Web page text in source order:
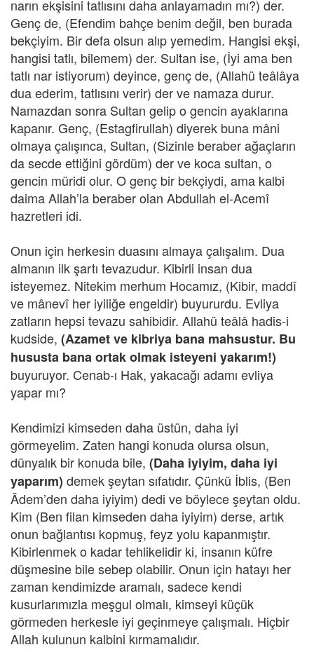
narın ekşisini tatlısını daha anlayamadın mı?) der.
Genç de, (Efendim bahçe benim değil, ben burada
bekçiyim. Bir defa olsun alıp yemedim. Hangisi ekşi,
hangisi tatlı, bilemem) der. Sultan ise, (İyi ama ben
tatlı nar istiyorum) deyince, genç de, (Allahü teâlâya
dua ederim, tatlısını verir) der ve namaza durur.
Namazdan sonra Sultan gelip o gencin ayaklarına
kapanır. Genç, (Estagfirullah) diyerek buna mâni
olmaya çalışınca, Sultan, (Sizinle beraber ağaçların
da secde ettiğini gördüm) der ve koca sultan, o
gencin müridi olur. O genç bir bekçiydi, ama kalbi
daima Allah’la beraber olan Abdullah el-Acemî
hazretleri idi.
Onun için herkesin duasını almaya çalışalım. Dua
almanın ilk şartı tevazudur. Kibirli insan dua
isteyemez. Nitekim merhum Hocamız, (Kibir, maddî
ve mânevî her iyiliğe engeldir) buyururdu. Evliya
zatların hepsi tevazu sahibidir. Allahü teâlâ hadis-i
kudside, (Azamet ve kibriya bana mahsustur. Bu
hususta bana ortak olmak isteyeni yakarım!)
buyuruyor. Cenab-ı Hak, yakacağı adamı evliya
yapar mı?
Kendimizi kimseden daha üstün, daha iyi
görmeyelim. Zaten hangi konuda olursa olsun,
dünyalık bir konuda bile, (Daha iyiyim, daha iyi
yaparım) demek şeytan sıfatıdır. Çünkü İblis, (Ben
Âdem’den daha iyiyim) dedi ve böylece şeytan oldu.
Kim (Ben filan kimseden daha iyiyim) derse, artık
onun bağlantısı kopmuş, feyz yolu kapanmıştır.
Kibirlenmek o kadar tehlikelidir ki, insanın küfre
düşmesine bile sebep olabilir. Onun için hatayı her
zaman kendimizde aramalı, sadece kendi
kusurlarımızla meşgul olmalı, kimseyi küçük
görmeden herkesle iyi geçinmeye çalışmalı. Hiçbir
Allah kulunun kalbini kırmamalıdır.